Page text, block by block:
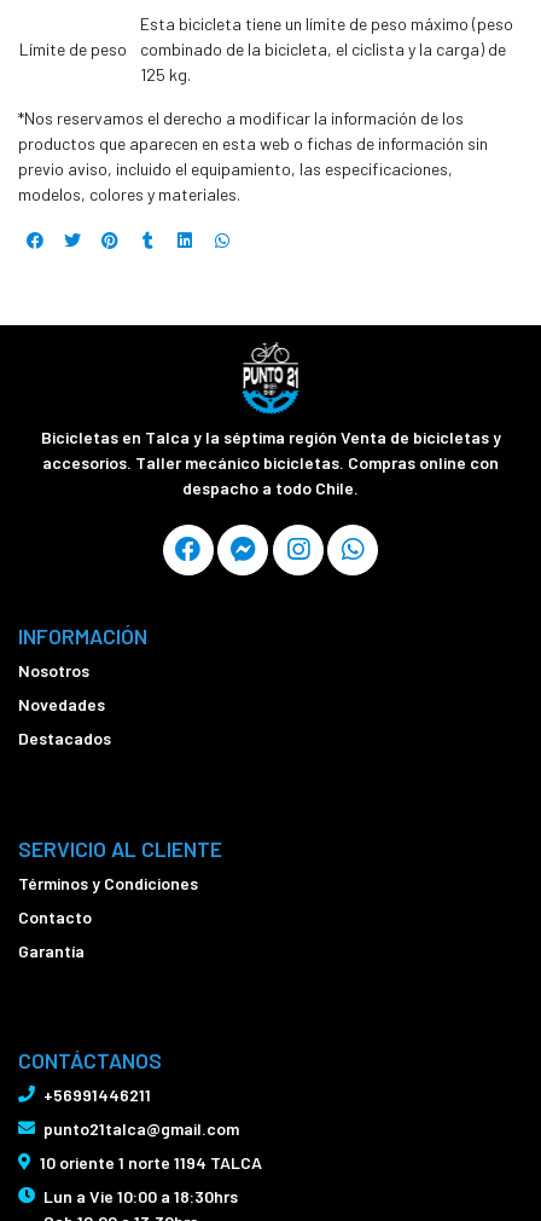
Límite de peso
Esta bicicleta tiene un límite de peso máximo (peso
combinado de la bicicleta, el ciclista y la carga) de
125 kg.
*Nos reservamos el derecho a modificar la información de los
productos que aparecen en esta web o fichas de información sin
previo aviso, incluido el equipamiento, las especificaciones,
modelos, colores y materiales.
Bicicletas en Talca y la séptima región Venta de bicicletas y
accesorios. Taller mecánico bicicletas. Compras online con
despacho a todo Chile.
INFORMACIÓN
Nosotros
Novedades
Destacados
SERVICIO AL CLIENTE
Términos y Condiciones
Contacto
Garantía
CONTÁCTANOS
+56991446211
punto21talca@gmail.com
10 oriente 1 norte 1194 TALCA
Lun a Vie 10:00 a 18:30hrs